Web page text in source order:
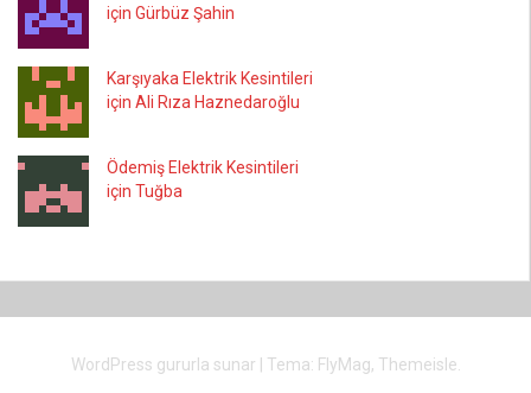
için Gürbüz Şahin
Karşıyaka Elektrik Kesintileri
için Ali Rıza Haznedaroğlu
Ödemiş Elektrik Kesintileri
için Tuğba
WordPress gururla sunar Tema: FlyMag, Themeisle.